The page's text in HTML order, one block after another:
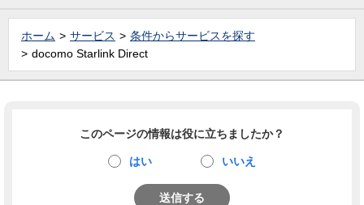
ホーム サービス
条件からサービスを探す
docomo Starlink Direct
このページの情報は役に立ちましたか？
はい いいえ
送信する